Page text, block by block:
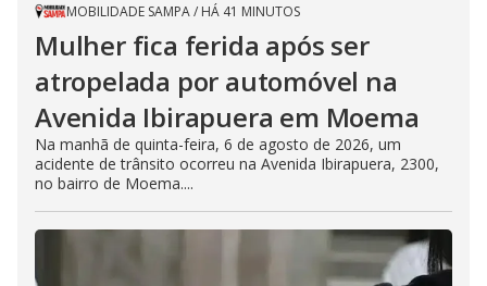
MOBILIDADE SAMPA/ HÁ 41 MINUTOS
Mulher fica ferida após ser
atropelada por automóvel na
Avenida Ibirapuera em Moema
Na manhã de quinta-feira, 6 de agosto de 2026, um
acidente de trânsito ocorreu na Avenida Ibirapuera, 2300,
no bairro de Moema....